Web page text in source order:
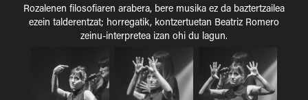
Rozalenen filosofiaren arabera, bere musika ez da baztertzailea
ezein talderentzat; horregatik, kontzertuetan Beatriz Romero
zeinu-interpretea izan ohi du lagun.